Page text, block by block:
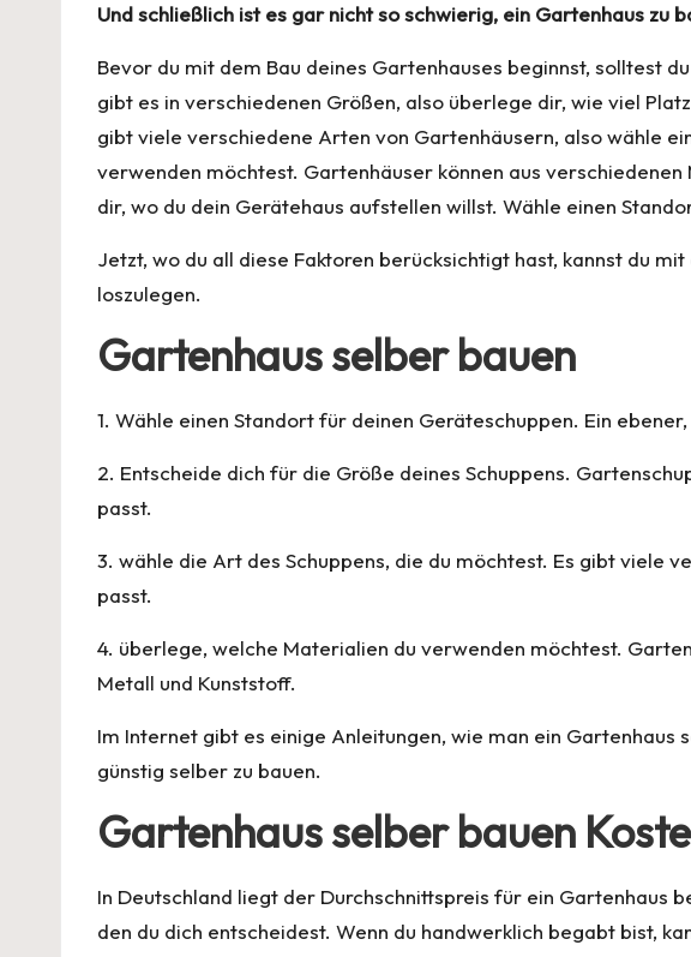
Und schließlich ist es gar nicht so schwierig, ein Gartenhaus zu
Bevor du mit dem Bau deines Gartenhauses beginnst, solltest
gibt es in verschiedenen Größen, also überlege dir, wie viel
gibt viele verschiedene Arten von Gartenhäusern, also wähle
verwenden möchtest. Gartenhäuser können aus
dir, wo du dein Gerätehaus aufstellen willst. Wähle einen
Jetzt, wo du all diese Faktoren berücksichtigt hast, kannst du
loszulegen.
Gartenhaus selber bauen
1. Wähle einen Standort für deinen Geräteschuppen. Ein
2. Entscheide dich für die Größe deines Schuppens.
passt.
3. wähle die Art des Schuppens, die du möchtest. Es gibt viele
passt.
4. überlege, welche Materialien du verwenden möchtest.
Metall und Kunststoff.
Im Internet gibt es einige Anleitungen, wie man ein Gartenhaus
günstig selber zu bauen.
Gartenhaus selber bauen
In Deutschland liegt der Durchschnittspreis für ein Gartenhaus
den du dich entscheidest. Wenn du handwerklich begabt bist,